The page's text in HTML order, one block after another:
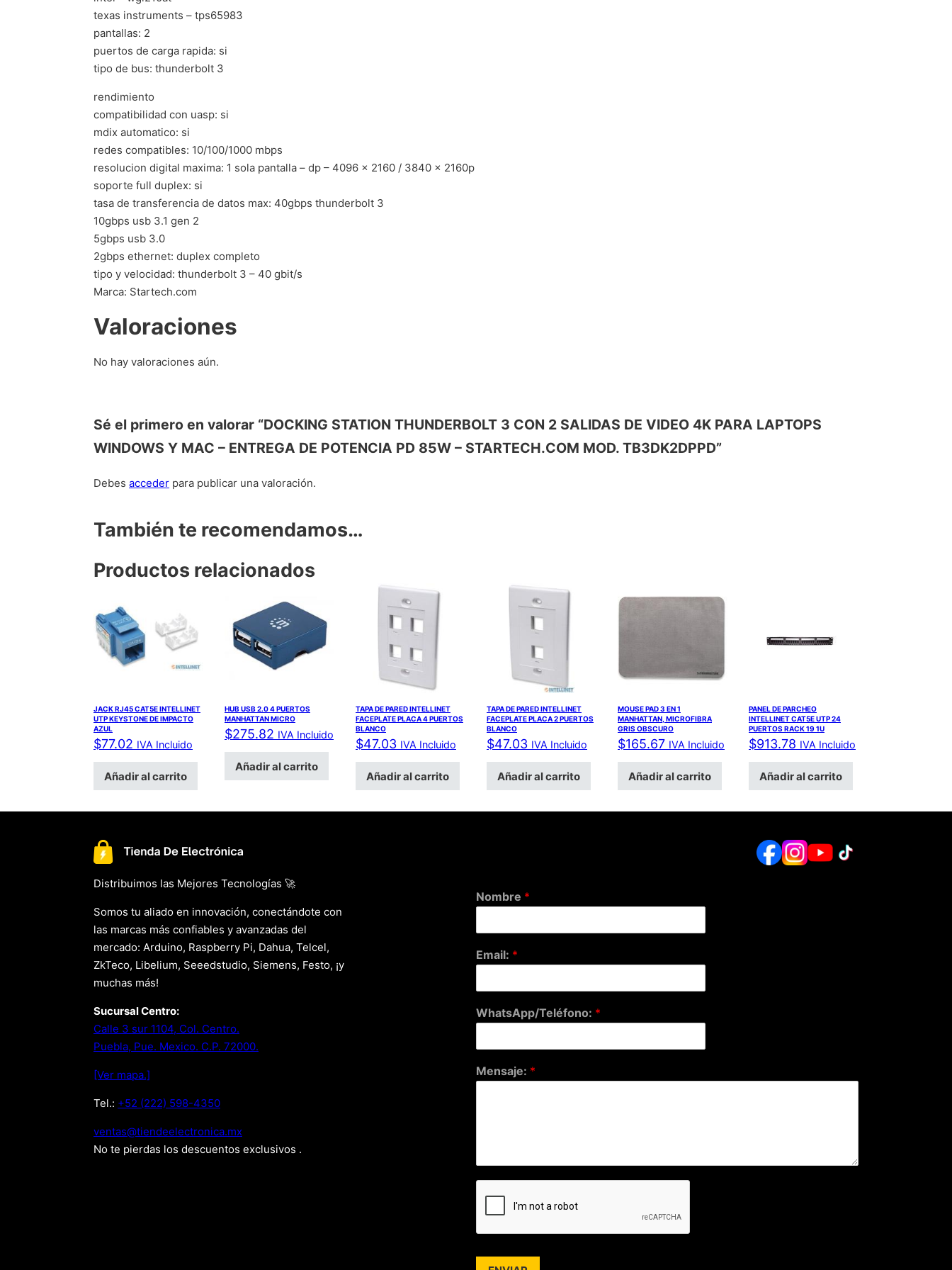
texas instruments – tps65983
pantallas: 2
puertos de carga rapida: si
tipo de bus: thunderbolt 3
rendimiento
compatibilidad con uasp: si
mdix automatico: si
redes compatibles: 10/100/1000 mbps
resolucion digital maxima: 1 sola pantalla – dp – 4096 x 2160 / 3840 x 2160p
soporte full duplex: si
tasa de transferencia de datos max: 40gbps thunderbolt 3
10gbps usb 3.1 gen 2
5gbps usb 3.0
2gbps ethernet: duplex completo
tipo y velocidad: thunderbolt 3 – 40 gbit/s
Marca: Startech.com
Valoraciones
No hay valoraciones aún.
Sé el primero en valorar “DOCKING STATION THUNDERBOLT 3 CON 2 SALIDAS DE VIDEO 4K PARA LAPTOPS
WINDOWS Y MAC – ENTREGA DE POTENCIA PD 85W – STARTECH.COM MOD. TB3DK2DPPD”
Debes acceder para publicar una valoración.
También te recomendamos…
Productos relacionados
JACK RJ45 CAT5E INTELLINET
UTP KEYSTONE DE IMPACTO
AZUL
$77.02 IVA Incluido
Añadir al carrito
HUB USB 2.0 4 PUERTOS
MANHATTAN MICRO
$275.82 IVA Incluido
Añadir al carrito
TAPA DE PARED INTELLINET
FACEPLATE PLACA 4 PUERTOS
BLANCO
$47.03 IVA Incluido
Añadir al carrito
TAPA DE PARED INTELLINET
FACEPLATE PLACA 2 PUERTOS
BLANCO
$47.03 IVA Incluido
Añadir al carrito
MOUSE PAD 3 EN 1
MANHATTAN, MICROFIBRA
GRIS OBSCURO
$165.67 IVA Incluido
Añadir al carrito
PANEL DE PARCHEO
INTELLINET CAT5E UTP 24
PUERTOS RACK 19 1U
$913.78 IVA Incluido
Añadir al carrito
Distribuimos las Mejores Tecnologías 🚀
Somos tu aliado en innovación, conectándote con
las marcas más confiables y avanzadas del
mercado: Arduino, Raspberry Pi, Dahua, Telcel,
ZkTeco, Libelium, Seeedstudio, Siemens, Festo, ¡y
muchas más!
Sucursal Centro:
Calle 3 sur 1104, Col. Centro.
Puebla, Pue. Mexico. C.P. 72000.
[Ver mapa.]
Tel.: +52 (222) 598-4350
xm.acinortceleedneit@satnev
No te pierdas los descuentos exclusivos .
Nombre *
Email: *
WhatsApp/Teléfono: *
Mensaje: *